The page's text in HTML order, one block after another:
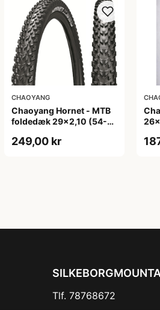
CHAOYANG
Chaoyang Hornet - MTB
foldedæk 29x2,10 (54-
249,00 kr
Tlf. 78768672